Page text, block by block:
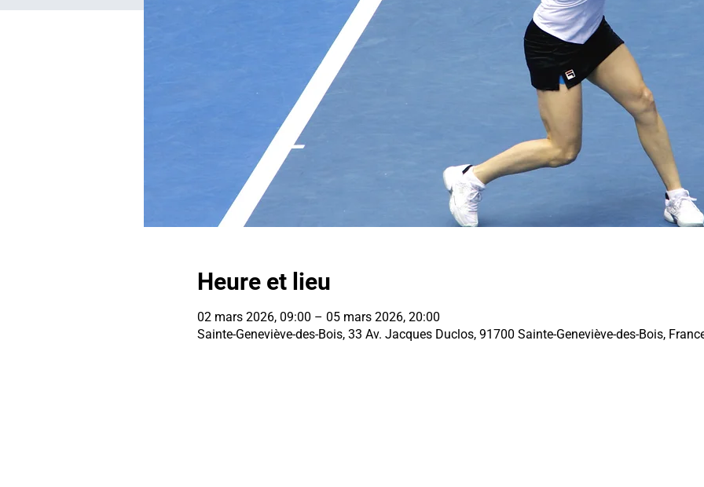
Heure et lieu
02 mars 2026, 09:00 – 05 mars 2026, 20:00
Sainte-Geneviève-des-Bois, 33 Av. Jacques Duclos, 91700 Sainte-Geneviève-des-Bois,